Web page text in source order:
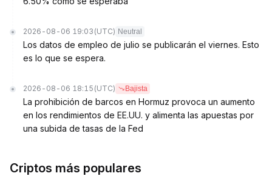
2026-08-06 19:03 (UTC) Neutral
Los datos de empleo de julio se publicarán el viernes. Esto
es lo que se espera.
2026-08-06 18:15 (UTC) Bajista
La prohibición de barcos en Hormuz provoca un aumento
en los rendimientos de EE.UU. y alimenta las apuestas por
una subida de tasas de la Fed
Criptos más populares